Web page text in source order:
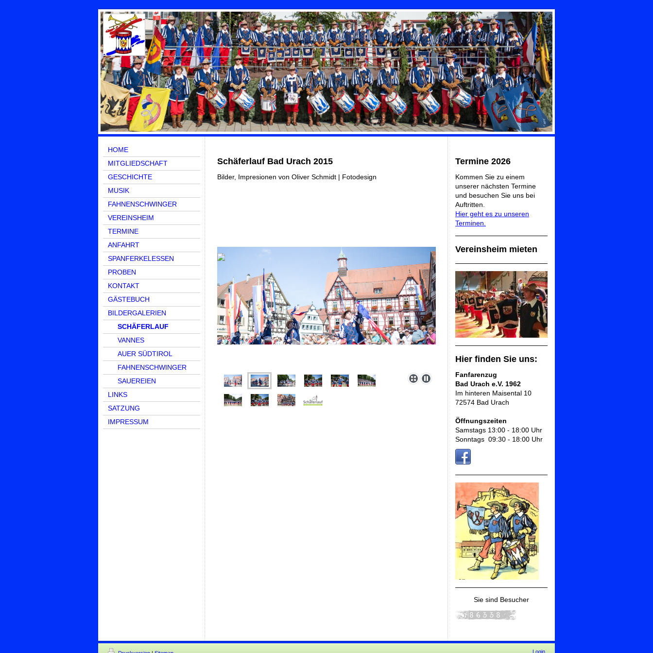
HOME
MITGLIEDSCHAFT
GESCHICHTE
MUSIK
FAHNENSCHWINGER
VEREINSHEIM
TERMINE
ANFAHRT
SPANFERKELESSEN
PROBEN
KONTAKT
GÄSTEBUCH
BILDERGALERIEN
SCHÄFERLAUF
VANNES
AUER SÜDTIROL
FAHNENSCHWINGER
SAUEREIEN
LINKS
SATZUNG
IMPRESSUM
Schäferlauf Bad Urach 2015
Bilder, Impresionen von Oliver Schmidt | Fotodesign
Termine 2026
Kommen Sie zu einem
unserer nächsten Termine
und besuchen Sie uns bei
Auftritten.
Hier geht es zu unseren
Terminen.
Vereinsheim mieten
Hier finden Sie uns:
Fanfarenzug
Bad Urach e.V. 1962
Im hinteren Maisental 10
72574 Bad Urach
Öffnungszeiten
Samstags 13:00 - 18:00 Uhr
Sonntags 09:30 - 18:00 Uhr
Sie sind Besucher
Login